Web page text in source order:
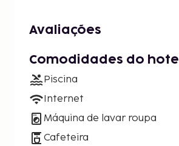
Avaliações
Comodidades do hotel
Piscina
Internet
Máquina de lavar roupa
Cafeteira